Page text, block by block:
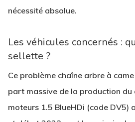
nécessité absolue.
Les véhicules concernés :
sellette ?
Ce problème chaîne arbre à
part massive de la production du
moteurs 1.5 BlueHDi (code DV5)